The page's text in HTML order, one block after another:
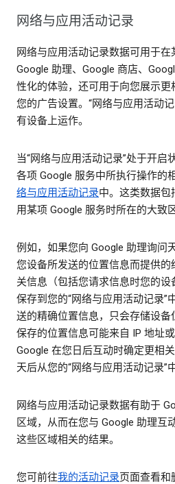
网络与应用活动记录
网络与应用活动记录数据可用于在
Google 助理、Google 商店、
性化的体验，还可用于向您展示
您的广告设置。“网络与应用活动
有设备上运作。
当“网络与应用活动记录”处于开启
各项 Google 服务中所执行操作的
络与应用活动记录中。这类数据包
用某项 Google 服务时所在的大致区
例如，如果您向 Google 助理询问
您设备所发送的位置信息而提供的
关信息（包括您请求信息时您的
保存到您的“网络与应用活动记录”
送的精确位置信息，只会存储设
保存的位置信息可能来自 IP 地址
Google 在您日后互动时确定更相
天后从您的“网络与应用活动记录”
网络与应用活动记录数据有助于
区域，从而在您与 Google 助理互
这些区域相关的结果。
您可前往我的活动记录页面查看和